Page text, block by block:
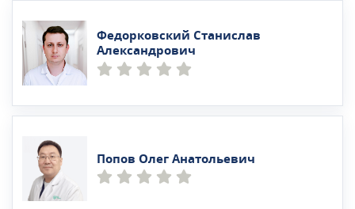
Федорковский Станислав
Александрович
Попов Олег Анатольевич